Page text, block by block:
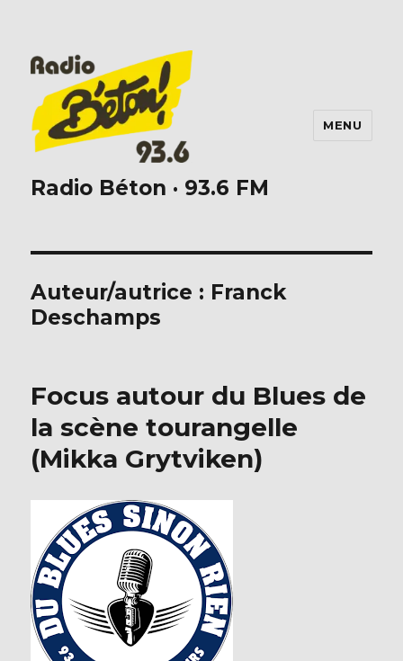
Radio Béton · 93.6 FM
MENU
Auteur/autrice : Franck
Deschamps
Focus autour du Blues de
la scène tourangelle
(Mikka Grytviken)